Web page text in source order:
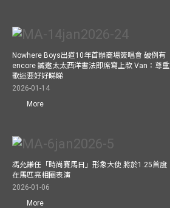
Nowhere Boys出道10年首辦商場簽唱會 破例有
encore 誠邀太太西洋書法即席寫上款 Van：尊重
歌迷要好好睇睇
2026-01-14
More
馮允謙任「時尚賽馬日」形象大使 將於1.25首度
在馬匹亮相圈表演
2026-01-06
More